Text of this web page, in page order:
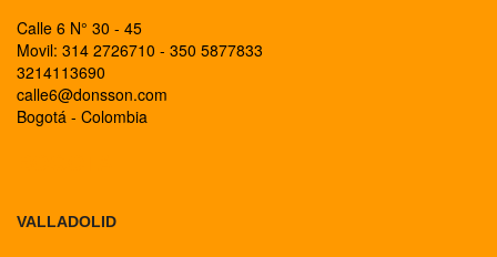
Calle 6 N° 30 - 45
Movil: 314 2726710 - 350 5877833
3214113690
calle6@donsson.com
Bogotá - Colombia
VALLADOLID